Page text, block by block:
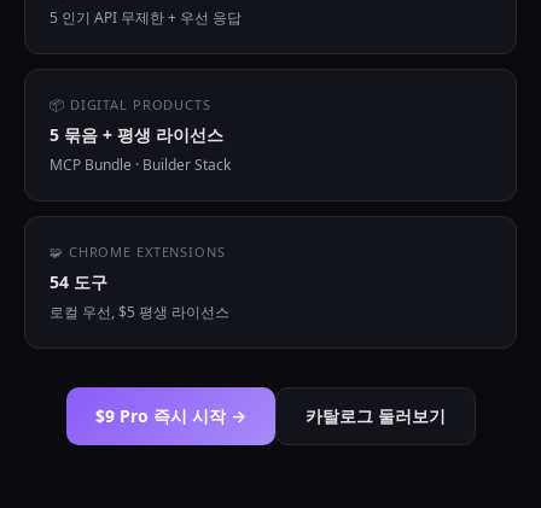
5 인기 API 무제한 + 우선 응답
📦 DIGITAL PRODUCTS
5 묶음 + 평생 라이선스
MCP Bundle · Builder Stack
🧩 CHROME EXTENSIONS
54 도구
로컬 우선, $5 평생 라이선스
$9 Pro 즉시 시작 → 카탈로그 둘러보기